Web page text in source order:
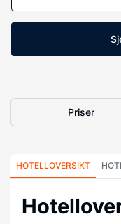
Priser
HOTELLOVERSIKT